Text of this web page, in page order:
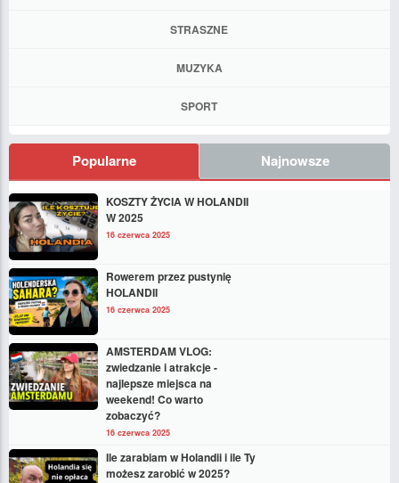
STRASZNE
MUZYKA
SPORT
Popularne Najnowsze
KOSZTY ŻYCIA W HOLANDII
W 2025
16 czerwca 2025
Rowerem przez pustynię
HOLANDII
16 czerwca 2025
AMSTERDAM VLOG:
zwiedzanie i atrakcje -
najlepsze miejsca na
weekend! Co warto
zobaczyć?
16 czerwca 2025
Ile zarabiam w Holandii i ile Ty
możesz zarobić w 2025?